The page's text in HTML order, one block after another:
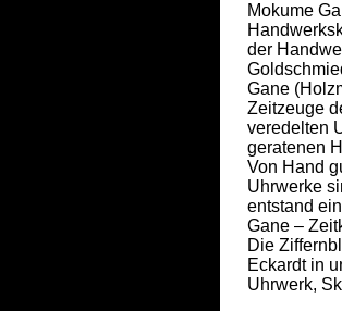
Mokume
der
Gane
Zeitzeuge
veredelten
geratenen
Von Hand
Uhrwerke
entstand
Gane –
Die
Eckardt in
Uhrwerk,